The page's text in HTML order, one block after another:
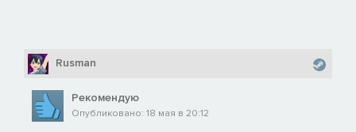
Rusman
Рекомендую
Опубликовано: 18 мая в 20:12